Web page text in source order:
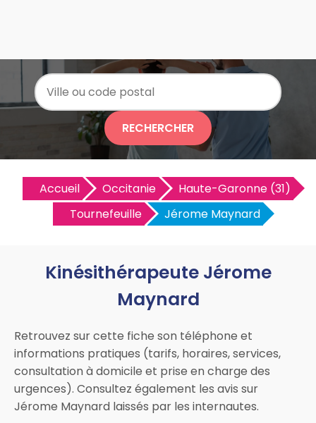
RECHERCHER
Accueil Occitanie
Haute-Garonne (31)
Tournefeuille
Jérome Maynard
Kinésithérapeute Jérome
Maynard
Retrouvez sur cette fiche son téléphone et
informations pratiques (tarifs, horaires, services,
consultation à domicile et prise en charge des
urgences). Consultez également les avis sur
Jérome Maynard laissés par les internautes.